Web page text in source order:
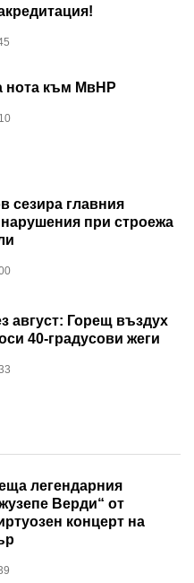
нота към МвНР
сезира главния
при строежа
август: Горещ въздух
40-градусови жеги
легендарния
Верди“ от
концерт на